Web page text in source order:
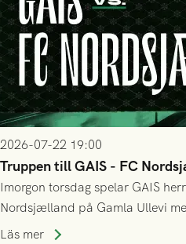
2026-07-22 19:00
Truppen till GAIS - FC
Imorgon torsdag spelar GAIS
Nordsjælland på Gamla Ullevi
Holmberg och ledarstaben har
Läs mer